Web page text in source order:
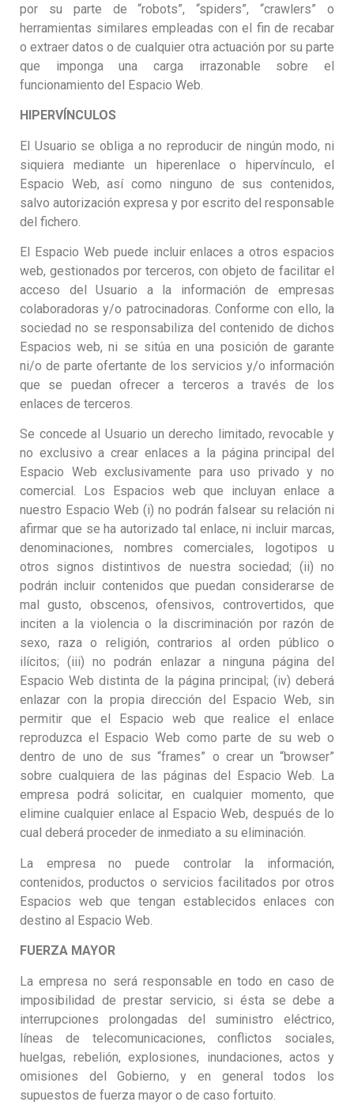
por su parte de “robots”, “spiders”, “crawlers” o
herramientas similares empleadas con el fin de recabar
o extraer datos o de cualquier otra actuación por su parte
que imponga una carga irrazonable sobre el
funcionamiento del Espacio Web.
HIPERVÍNCULOS
El Usuario se obliga a no reproducir de ningún modo, ni
siquiera mediante un hiperenlace o hipervínculo, el
Espacio Web, así como ninguno de sus contenidos,
salvo autorización expresa y por escrito del responsable
del fichero.
El Espacio Web puede incluir enlaces a otros espacios
web, gestionados por terceros, con objeto de facilitar el
acceso del Usuario a la información de empresas
colaboradoras y/o patrocinadoras. Conforme con ello, la
sociedad no se responsabiliza del contenido de dichos
Espacios web, ni se sitúa en una posición de garante
ni/o de parte ofertante de los servicios y/o información
que se puedan ofrecer a terceros a través de los
enlaces de terceros.
Se concede al Usuario un derecho limitado, revocable y
no exclusivo a crear enlaces a la página principal del
Espacio Web exclusivamente para uso privado y no
comercial. Los Espacios web que incluyan enlace a
nuestro Espacio Web (i) no podrán falsear su relación ni
afirmar que se ha autorizado tal enlace, ni incluir marcas,
denominaciones, nombres comerciales, logotipos u
otros signos distintivos de nuestra sociedad; (ii) no
podrán incluir contenidos que puedan considerarse de
mal gusto, obscenos, ofensivos, controvertidos, que
inciten a la violencia o la discriminación por razón de
sexo, raza o religión, contrarios al orden público o
ilícitos; (iii) no podrán enlazar a ninguna página del
Espacio Web distinta de la página principal; (iv) deberá
enlazar con la propia dirección del Espacio Web, sin
permitir que el Espacio web que realice el enlace
reproduzca el Espacio Web como parte de su web o
dentro de uno de sus “frames” o crear un “browser”
sobre cualquiera de las páginas del Espacio Web. La
empresa podrá solicitar, en cualquier momento, que
elimine cualquier enlace al Espacio Web, después de lo
cual deberá proceder de inmediato a su eliminación.
La empresa no puede controlar la información,
contenidos, productos o servicios facilitados por otros
Espacios web que tengan establecidos enlaces con
destino al Espacio Web.
FUERZA MAYOR
La empresa no será responsable en todo en caso de
imposibilidad de prestar servicio, si ésta se debe a
interrupciones prolongadas del suministro eléctrico,
líneas de telecomunicaciones, conflictos sociales,
huelgas, rebelión, explosiones, inundaciones, actos y
omisiones del Gobierno, y en general todos los
supuestos de fuerza mayor o de caso fortuito.